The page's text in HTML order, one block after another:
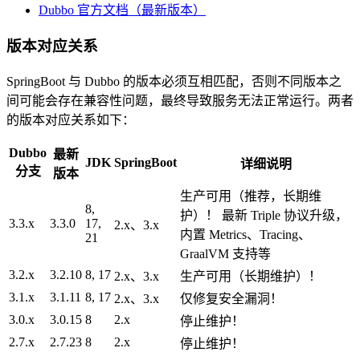
Dubbo 官方文档（最新版本）
版本对应关系
SpringBoot 与 Dubbo 的版本必须互相匹配，否则不同版本之
间可能会存在兼容性问题，最终导致服务无法正常运行。两者
的版本对应关系如下：
Dubbo
分支
最新
版本
JDK SpringBoot 详细说明
3.3.x 3.3.0
8,
17,
21
2.x、3.x
生产可用（推荐，长期维
护）！ 最新 Triple 协议升级，
内置 Metrics、Tracing、
GraalVM 支持等
3.2.x
3.2.10 8, 17 2.x、3.x
生产可用（长期维护）！
3.1.x
3.1.11 8, 17 2.x、3.x
仅修复安全漏洞！
3.0.x
3.0.15 8 2.x
停止维护！
2.7.x
2.7.23 8 2.x
停止维护！